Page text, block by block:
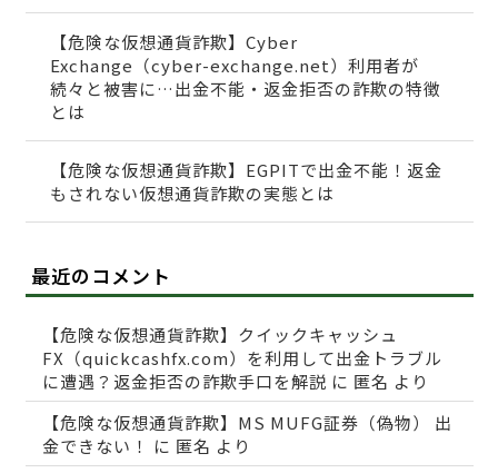
【危険な仮想通貨詐欺】Cyber
Exchange（cyber-exchange.net）利用者が
続々と被害に…出金不能・返金拒否の詐欺の特徴
とは
【危険な仮想通貨詐欺】EGPITで出金不能！返金
もされない仮想通貨詐欺の実態とは
最近のコメント
【危険な仮想通貨詐欺】クイックキャッシュ
FX（quickcashfx.com）を利用して出金トラブル
に遭遇？返金拒否の詐欺手口を解説 に 匿名 より
【危険な仮想通貨詐欺】MS MUFG証券（偽物） 出
金できない！
に 匿名 より